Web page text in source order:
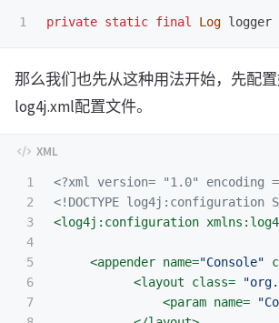
private static final Log logger
那么我们也先从这种用法开始，先配
log4j.xml配置文件。
1
2
3
4
5
6
7
<?xml version= "1.0" encoding
<!DOCTYPE log4j:configuration
<log4j:configuration
<appender name="Console"
<layout
class=
<param name=